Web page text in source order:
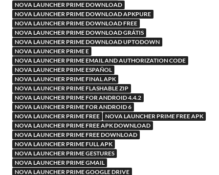
NOVA LAUNCHER PRIME DOWNLOAD
NOVA LAUNCHER PRIME DOWNLOAD APKPURE
NOVA LAUNCHER PRIME DOWNLOAD FREE
NOVA LAUNCHER PRIME DOWNLOAD GRÁTIS
NOVA LAUNCHER PRIME DOWNLOAD UPTODOWN
NOVA LAUNCHER PRIME E
NOVA LAUNCHER PRIME EMAIL AND AUTHORIZATION CODE
NOVA LAUNCHER PRIME ESPAÑOL
NOVA LAUNCHER PRIME FINAL APK
NOVA LAUNCHER PRIME FLASHABLE ZIP
NOVA LAUNCHER PRIME FOR ANDROID 4.4.2
NOVA LAUNCHER PRIME FOR ANDROID 6
NOVA LAUNCHER PRIME FREE
NOVA LAUNCHER PRIME FREE APK
NOVA LAUNCHER PRIME FREE APK DOWNLOAD
NOVA LAUNCHER PRIME FREE DOWNLOAD
NOVA LAUNCHER PRIME FULL APK
NOVA LAUNCHER PRIME GESTURES
NOVA LAUNCHER PRIME GMAIL
NOVA LAUNCHER PRIME GOOGLE DRIVE